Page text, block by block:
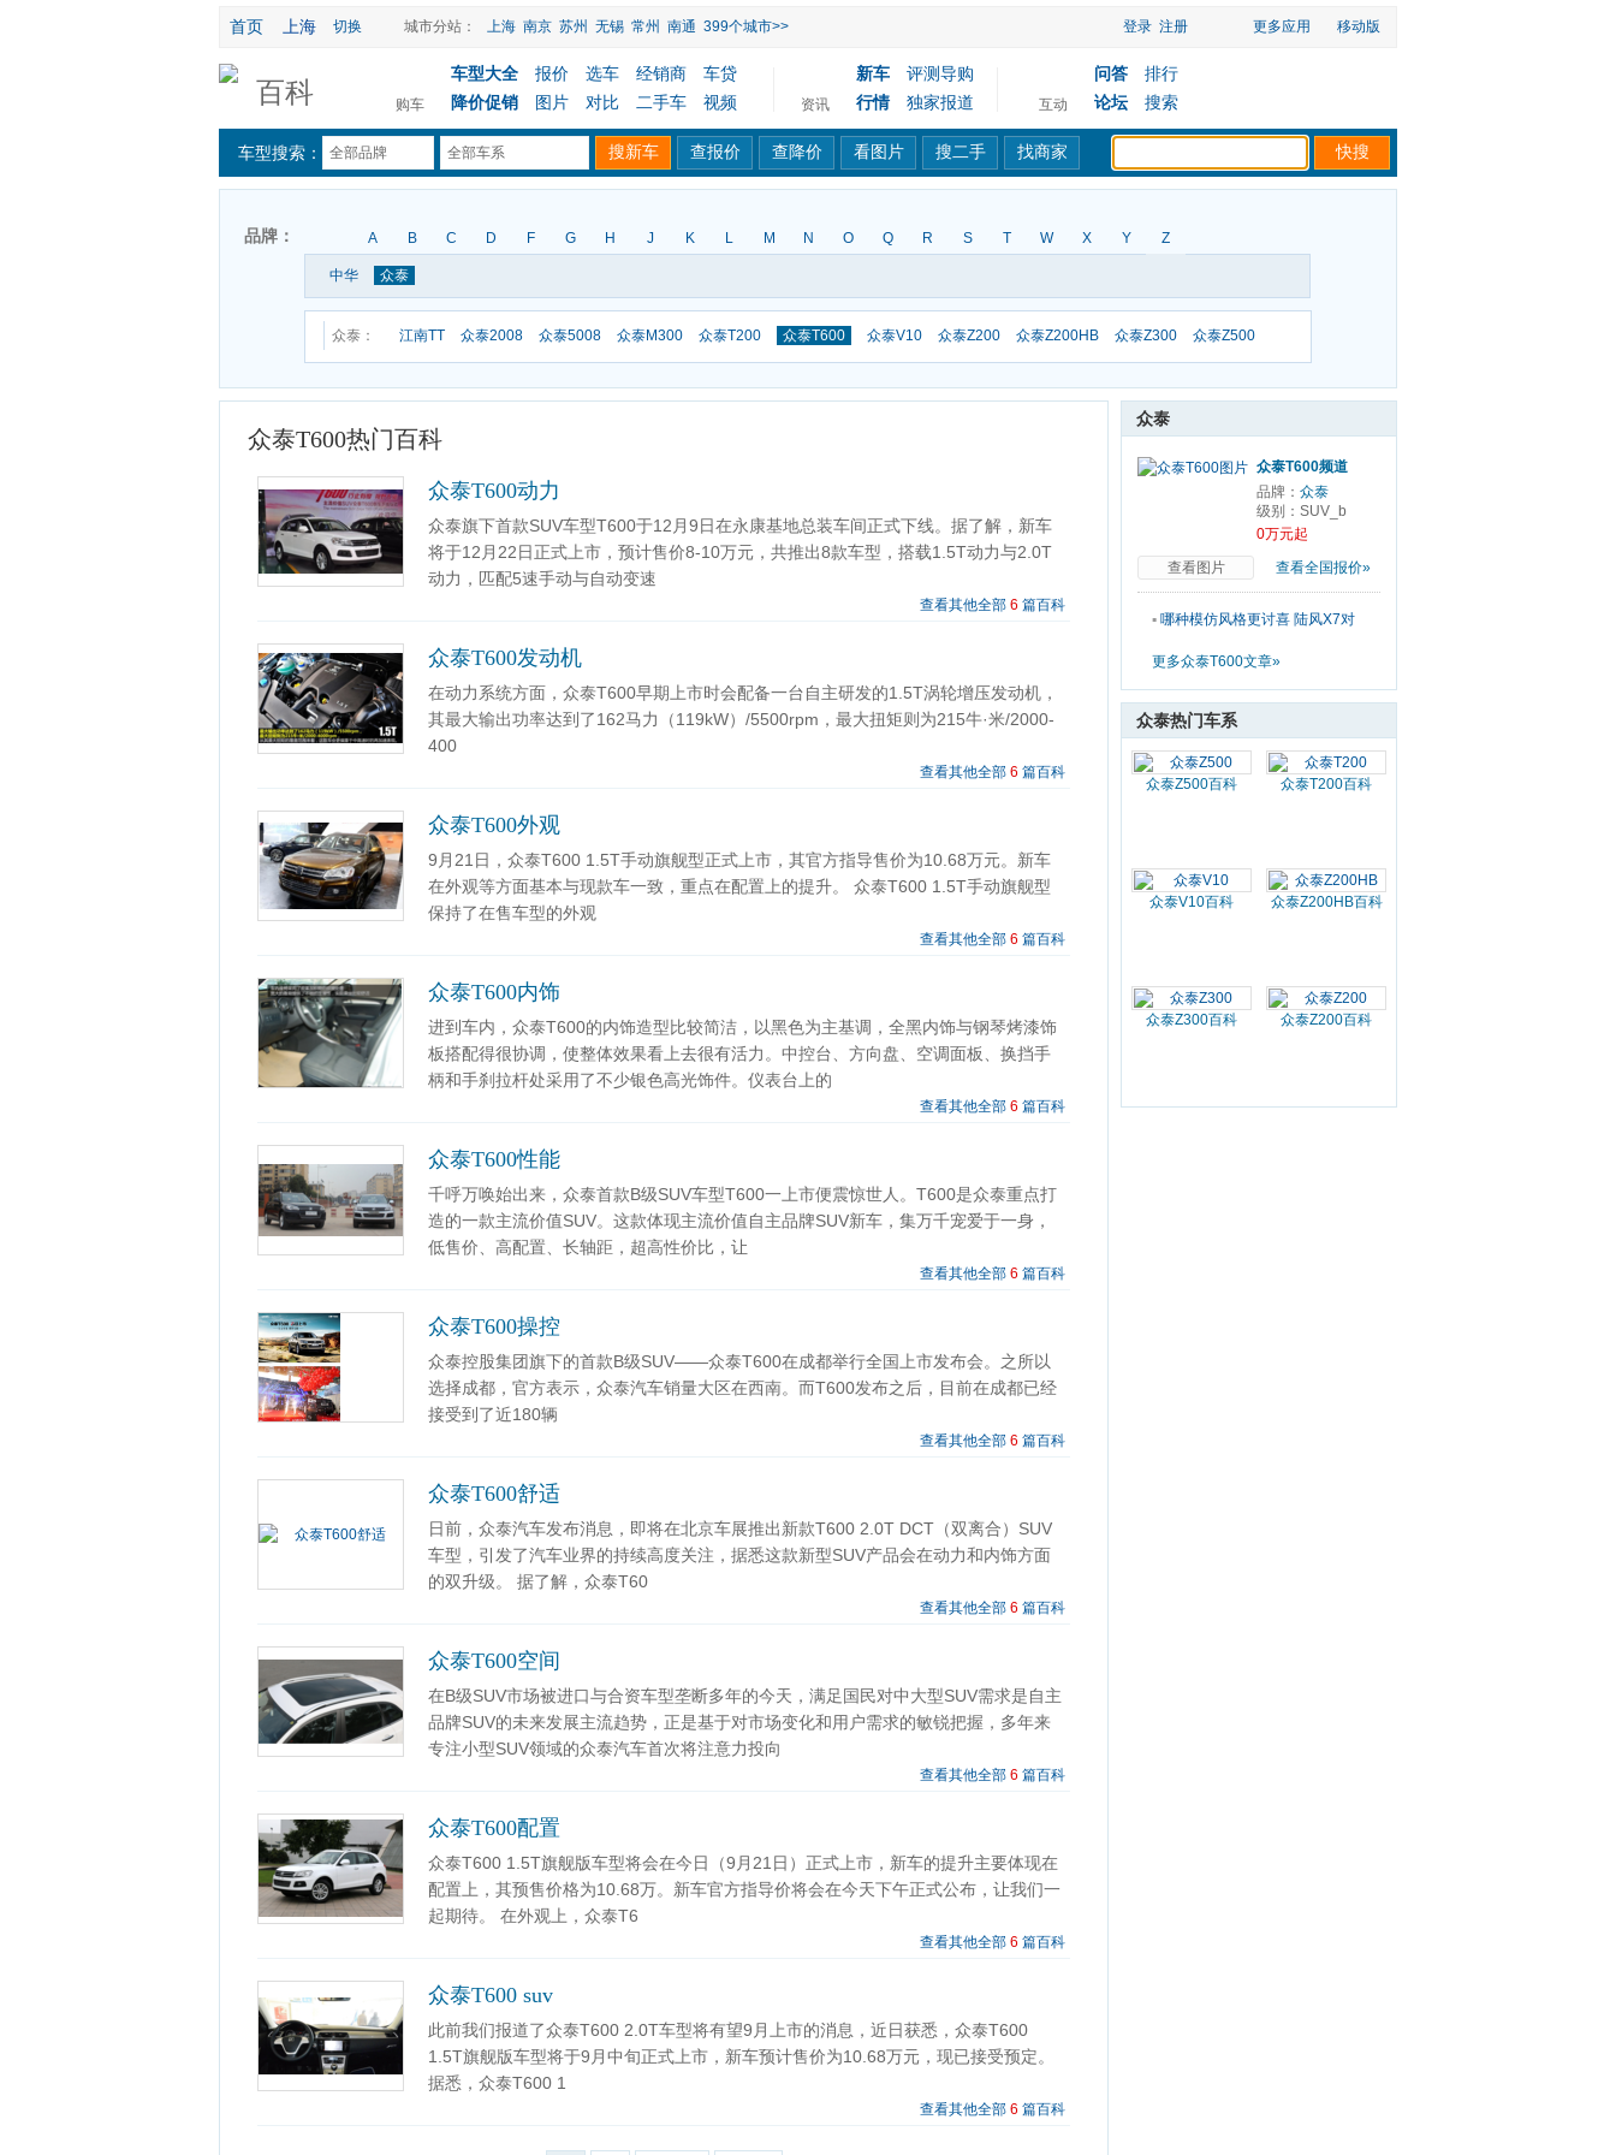
首页 上海 切换 城市分站： 上海 南京 苏州 无锡 常州 南通 399个城市>> 移动版
更多应用
登录 注册
百科 购车
车型大全 报价 选车 经销商
车贷
降价促销
图片 对比 二手车 视频 资讯
新车
评测导购
行情
独家报道 互动
问答
排行
论坛
搜索
车型搜索： 全部品牌 全部车系
品牌： A B C D F G H J K L M N O Q R S T W X Y Z
中华 众泰
众泰： 江南TT 众泰2008 众泰5008 众泰M300 众泰T200 众泰T600 众泰V10 众泰Z200 众泰Z200HB 众泰Z300 众泰Z500
众泰
众泰T600频道
品牌： 众泰
级别：SUV_b
0万元起
查看图片
查看全国报价»
▪ 哪种模仿风格更讨喜 陆风X7对
更多众泰T600文章»
众泰热门车系
众泰Z500百科 众泰T200百科
众泰V10百科 众泰Z200HB百科
众泰Z300百科 众泰Z200百科
众泰T600热门百科
众泰T600动力
众泰旗下首款SUV车型T600于12月9日在永康基地总装车间正式下线。据了解，新车
将于12月22日正式上市，预计售价8-10万元，共推出8款车型，搭载1.5T动力与2.0T
动力，匹配5速手动与自动变速
查看其他全部 6 篇百科
众泰T600发动机
在动力系统方面，众泰T600早期上市时会配备一台自主研发的1.5T涡轮增压发动机，
其最大输出功率达到了162马力（119kW）/5500rpm，最大扭矩则为215牛·米/2000-
400
查看其他全部 6 篇百科
众泰T600外观
9月21日，众泰T600 1.5T手动旗舰型正式上市，其官方指导售价为10.68万元。新车
在外观等方面基本与现款车一致，重点在配置上的提升。 众泰T600 1.5T手动旗舰型
保持了在售车型的外观
查看其他全部 6 篇百科
众泰T600内饰
进到车内，众泰T600的内饰造型比较简洁，以黑色为主基调，全黑内饰与钢琴烤漆饰
板搭配得很协调，使整体效果看上去很有活力。中控台、方向盘、空调面板、换挡手
柄和手刹拉杆处采用了不少银色高光饰件。仪表台上的
查看其他全部 6 篇百科
众泰T600性能
千呼万唤始出来，众泰首款B级SUV车型T600一上市便震惊世人。T600是众泰重点打
造的一款主流价值SUV。这款体现主流价值自主品牌SUV新车，集万千宠爱于一身，
低售价、高配置、长轴距，超高性价比，让
查看其他全部 6 篇百科
众泰T600操控
众泰控股集团旗下的首款B级SUV——众泰T600在成都举行全国上市发布会。之所以
选择成都，官方表示，众泰汽车销量大区在西南。而T600发布之后，目前在成都已经
接受到了近180辆
查看其他全部 6 篇百科
众泰T600舒适
日前，众泰汽车发布消息，即将在北京车展推出新款T600 2.0T DCT（双离合）SUV
车型，引发了汽车业界的持续高度关注，据悉这款新型SUV产品会在动力和内饰方面
的双升级。 据了解，众泰T60
查看其他全部 6 篇百科
众泰T600空间
在B级SUV市场被进口与合资车型垄断多年的今天，满足国民对中大型SUV需求是自主
品牌SUV的未来发展主流趋势，正是基于对市场变化和用户需求的敏锐把握，多年来
专注小型SUV领域的众泰汽车首次将注意力投向
查看其他全部 6 篇百科
众泰T600配置
众泰T600 1.5T旗舰版车型将会在今日（9月21日）正式上市，新车的提升主要体现在
配置上，其预售价格为10.68万。新车官方指导价将会在今天下午正式公布，让我们一
起期待。 在外观上，众泰T6
查看其他全部 6 篇百科
众泰T600 suv
此前我们报道了众泰T600 2.0T车型将有望9月上市的消息，近日获悉，众泰T600
1.5T旗舰版车型将于9月中旬正式上市，新车预计售价为10.68万元，现已接受预定。
据悉，众泰T600 1
查看其他全部 6 篇百科